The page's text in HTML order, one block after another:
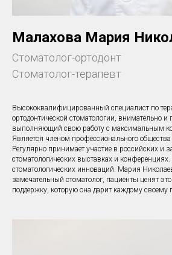
Малахова Мария
Стоматолог-ортодонт
Стоматолог-терапевт
Высококвалифицированный специалист по
ортодонтической стоматологии, внимательно и
выполняющий свою работу с максимальным
Является членом профессионального общества
Регулярно принимает участие в российских и
стоматологических выставках и конференциях.
стоматологических инноваций. Мария
замечательный стоматолог, пациенты ценят
поддержку, которую она дарит каждому своему